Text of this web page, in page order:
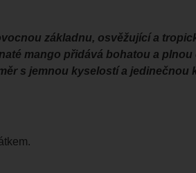
základnu, osvěžující a
mango přidává bohatou a
s jemnou kyselostí a jedinečnou